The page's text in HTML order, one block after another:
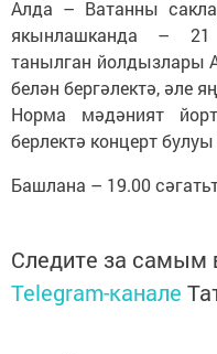
Алда – Ватанны
якынлашканда – 21
танылган йолдызлары
белән бергәлектә, әле
Норма мәдәният
берлектә концерт булуы
Башлана – 19.00
Следите за
Telegram-канале